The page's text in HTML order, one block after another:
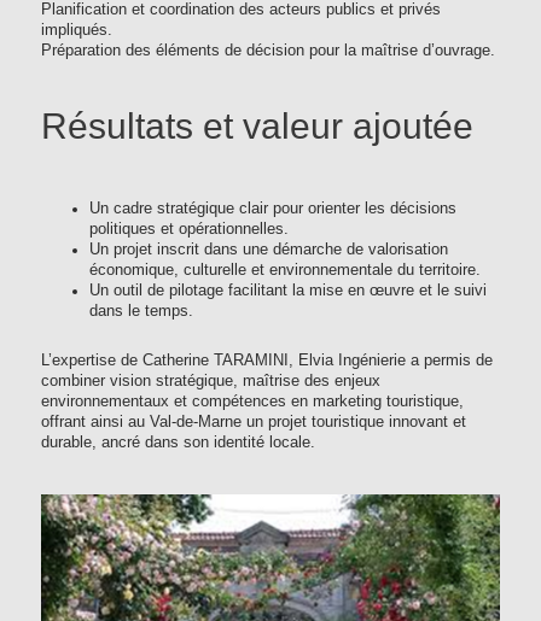
Planification et coordination des acteurs publics et privés
impliqués.
Préparation des éléments de décision pour la maîtrise d’ouvrage.
Résultats et valeur ajoutée
Un cadre stratégique clair pour orienter les décisions
politiques et opérationnelles.
Un projet inscrit dans une démarche de valorisation
économique, culturelle et environnementale du territoire.
Un outil de pilotage facilitant la mise en œuvre et le suivi
dans le temps.
L’expertise de Catherine TARAMINI, Elvia Ingénierie a permis de
combiner vision stratégique, maîtrise des enjeux
environnementaux et compétences en marketing touristique,
offrant ainsi au Val-de-Marne un projet touristique innovant et
durable, ancré dans son identité locale.